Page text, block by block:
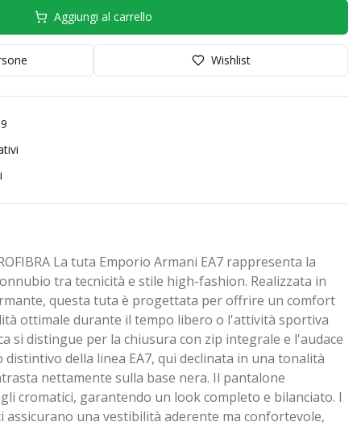
Aggiungi al carrello
Wishlist
La tuta Emporio Armani EA7 rappresenta la
tra tecnicità e stile high-fashion. Realizzata in
questa tuta è progettata per offrire un comfort
ottimale durante il tempo libero o l'attività sportiva
si distingue per la chiusura con zip integrale e l'audace
della linea EA7, qui declinata in una tonalità
nettamente sulla base nera. Il pantalone
cromatici, garantendo un look completo e bilanciato. I
assicurano una vestibilità aderente ma confortevole,